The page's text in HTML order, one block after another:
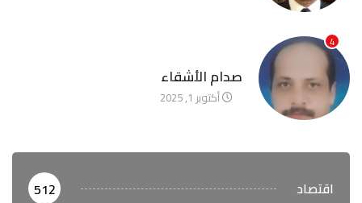
4
صدام الأشقاء
أكتوبر 1, 2025
اقتصاد 512